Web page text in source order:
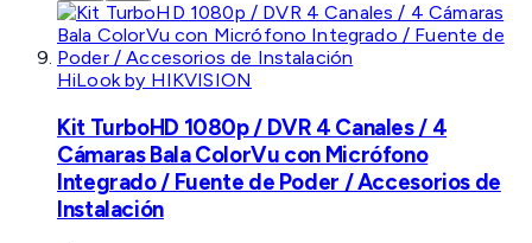
HiLook by HIKVISION
Kit TurboHD 1080p / DVR 4 Canales / 4
Cámaras Bala ColorVu con Micrófono
Integrado / Fuente de Poder / Accesorios de
Instalación